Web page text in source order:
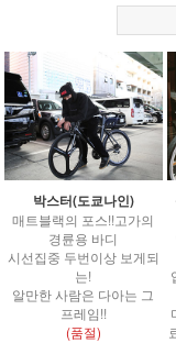
박스터(도쿄나인)
매트블랙의 포스!!고가의
경륜용 바디
시선집중 두번이상 보게되
는!
알만한 사람은 다아는 그
프레임!!
(품절)